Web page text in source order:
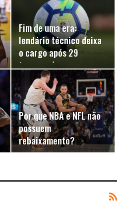
Fim de uma era:
lendário técnico deixa
o cargo após 29
temporadas
Por que NBA e NFL não
possuem
rebaixamento?